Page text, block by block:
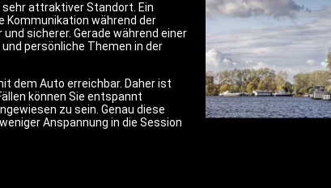
sehr attraktiver Standort. Ein
Kommunikation während der
sicherer. Gerade während einer
persönliche Themen in der
dem Auto erreichbar. Daher ist
können Sie entspannt
zu sein. Genau diese
Anspannung in die Session